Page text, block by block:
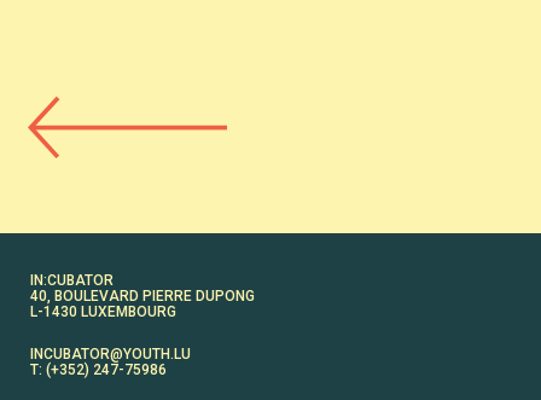
IN:CUBATOR
40, BOULEVARD PIERRE DUPONG
L-1430 LUXEMBOURG
INCUBATOR@YOUTH.LU
T: (+352) 247-75986